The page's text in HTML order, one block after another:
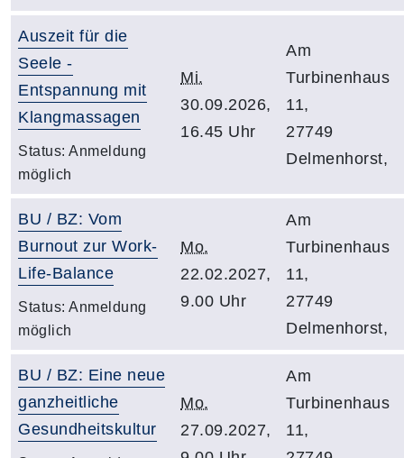
Auszeit für die
Seele -
Entspannung mit
Klangmassagen
Status: Anmeldung
möglich
Mi.
30.09.2026,
16.45 Uhr
Am
Turbinenhaus
11,
27749
Delmenhorst,
BU / BZ: Vom
Burnout zur Work-
Life-Balance
Status: Anmeldung
möglich
Mo.
22.02.2027,
9.00 Uhr
Am
Turbinenhaus
11,
27749
Delmenhorst,
BU / BZ: Eine neue
ganzheitliche
Gesundheitskultur
Mo.
27.09.2027,
Am
Turbinenhaus
11,